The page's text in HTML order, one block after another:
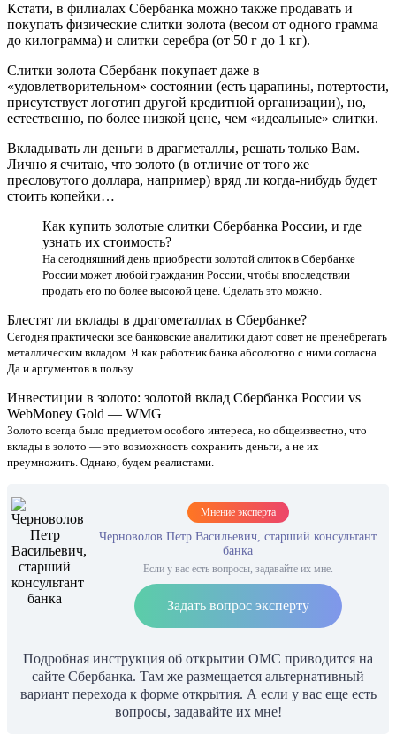
Кстати, в филиалах Сбербанка можно также продавать и
покупать физические слитки золота (весом от одного грамма
до килограмма) и слитки серебра (от 50 г до 1 кг).
Слитки золота Сбербанк покупает даже в
«удовлетворительном» состоянии (есть царапины, потертости,
присутствует логотип другой кредитной организации), но,
естественно, по более низкой цене, чем «идеальные» слитки.
Вкладывать ли деньги в драгметаллы, решать только Вам.
Лично я считаю, что золото (в отличие от того же
пресловутого доллара, например) вряд ли когда-нибудь будет
стоить копейки…
Как купить золотые слитки Сбербанка России, и где
узнать их стоимость?
На сегодняшний день приобрести золотой слиток в Сбербанке
России может любой гражданин России, чтобы впоследствии
продать его по более высокой цене. Сделать это можно.
Блестят ли вклады в драгометаллах в Сбербанке?
Сегодня практически все банковские аналитики дают совет не пренебрегать
металлическим вкладом. Я как работник банка абсолютно с ними согласна.
Да и аргументов в пользу.
Инвестиции в золото: золотой вклад Сбербанка России vs
WebMoney Gold — WMG
Золото всегда было предметом особого интереса, но общеизвестно, что
вклады в золото — это возможность сохранить деньги, а не их
преумножить. Однако, будем реалистами.
Мнение эксперта
Черноволов Петр Васильевич, старший консультант
банка
Если у вас есть вопросы, задавайте их мне.
Задать вопрос эксперту
Подробная инструкция об открытии ОМС приводится на
сайте Сбербанка. Там же размещается альтернативный
вариант перехода к форме открытия. А если у вас еще есть
вопросы, задавайте их мне!